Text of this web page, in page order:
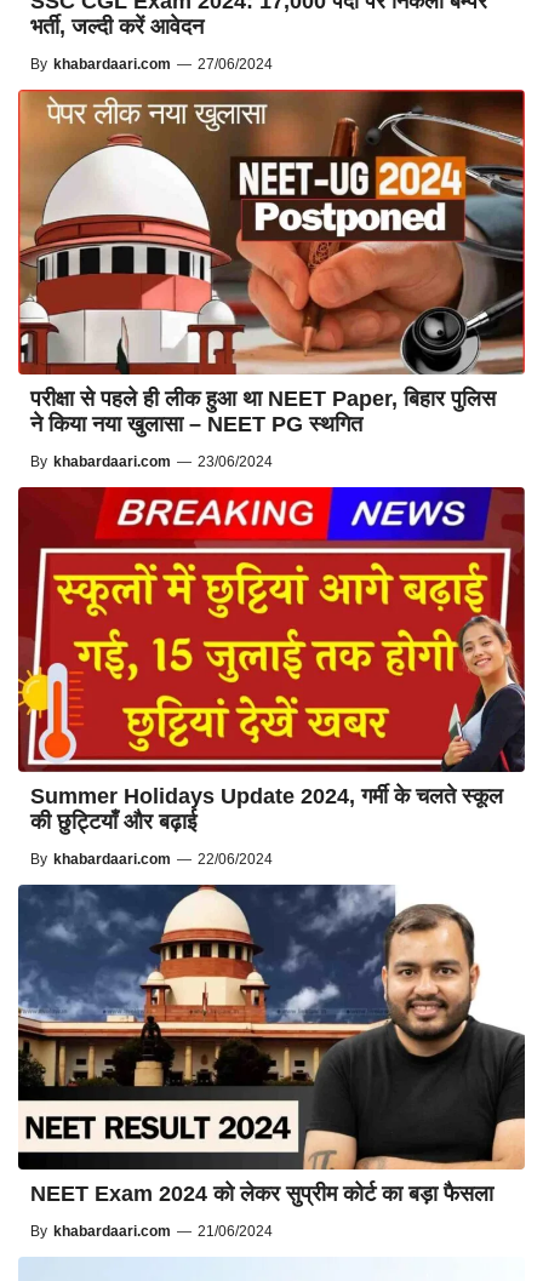
भर्ती, जल्दी करें आवेदन
By khabardaari.com — 27/06/2024
परीक्षा से पहले ही लीक हुआ था NEET Paper, बिहार पुलिस
ने किया नया खुलासा – NEET PG स्थगित
By khabardaari.com — 23/06/2024
Summer Holidays Update 2024, गर्मी के चलते स्कूल
की छुट्टियाँ और बढ़ाई
By khabardaari.com — 22/06/2024
NEET Exam 2024 को लेकर सुप्रीम कोर्ट का बड़ा फैसला
By khabardaari.com — 21/06/2024